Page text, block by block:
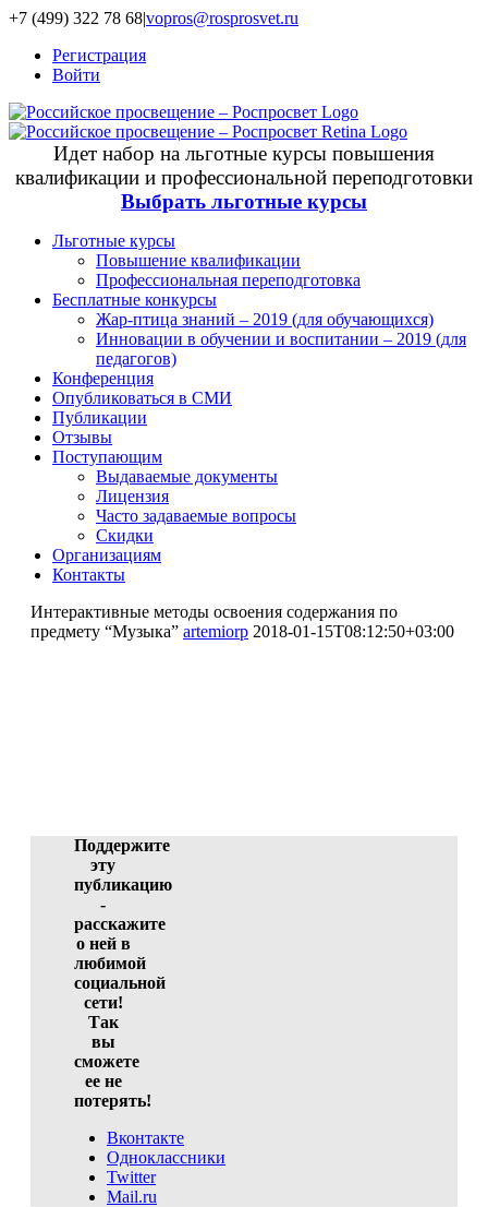
+7 (499) 322 78 68|vopros@rosprosvet.ru
Регистрация
Войти
Идет набор на льготные курсы повышения
квалификации и профессиональной переподготовки
Выбрать льготные курсы
Льготные курсы
Повышение квалификации
Профессиональная переподготовка
Бесплатные конкурсы
Жар-птица знаний – 2019 (для обучающихся)
Инновации в обучении и воспитании – 2019 (для
педагогов)
Конференция
Опубликоваться в СМИ
Публикации
Отзывы
Поступающим
Выдаваемые документы
Лицензия
Часто задаваемые вопросы
Скидки
Организациям
Контакты
Интерактивные методы освоения содержания по
предмету “Музыка” artemiorp 2018-01-15T08:12:50+03:00
Поддержите
эту
публикацию
-
расскажите
о ней в
любимой
социальной
сети!
Так
вы
сможете
ее не
потерять!
Вконтакте
Одноклассники
Twitter
Mail.ru